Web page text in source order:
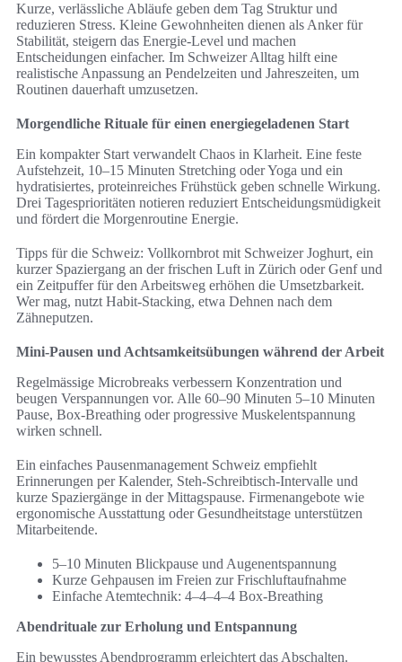
Kurze, verlässliche Abläufe geben dem Tag Struktur und
reduzieren Stress. Kleine Gewohnheiten dienen als Anker für
Stabilität, steigern das Energie-Level und machen
Entscheidungen einfacher. Im Schweizer Alltag hilft eine
realistische Anpassung an Pendelzeiten und Jahreszeiten, um
Routinen dauerhaft umzusetzen.
Morgendliche Rituale für einen energiegeladenen Start
Ein kompakter Start verwandelt Chaos in Klarheit. Eine feste
Aufstehzeit, 10–15 Minuten Stretching oder Yoga und ein
hydratisiertes, proteinreiches Frühstück geben schnelle Wirkung.
Drei Tagesprioritäten notieren reduziert Entscheidungsmüdigkeit
und fördert die Morgenroutine Energie.
Tipps für die Schweiz: Vollkornbrot mit Schweizer Joghurt, ein
kurzer Spaziergang an der frischen Luft in Zürich oder Genf und
ein Zeitpuffer für den Arbeitsweg erhöhen die Umsetzbarkeit.
Wer mag, nutzt Habit-Stacking, etwa Dehnen nach dem
Zähneputzen.
Mini-Pausen und Achtsamkeitsübungen während der Arbeit
Regelmässige Microbreaks verbessern Konzentration und
beugen Verspannungen vor. Alle 60–90 Minuten 5–10 Minuten
Pause, Box-Breathing oder progressive Muskelentspannung
wirken schnell.
Ein einfaches Pausenmanagement Schweiz empfiehlt
Erinnerungen per Kalender, Steh-Schreibtisch-Intervalle und
kurze Spaziergänge in der Mittagspause. Firmenangebote wie
ergonomische Ausstattung oder Gesundheitstage unterstützen
Mitarbeitende.
5–10 Minuten Blickpause und Augenentspannung
Kurze Gehpausen im Freien zur Frischluftaufnahme
Einfache Atemtechnik: 4–4–4–4 Box-Breathing
Abendrituale zur Erholung und Entspannung
Ein bewusstes Abendprogramm erleichtert das Abschalten.